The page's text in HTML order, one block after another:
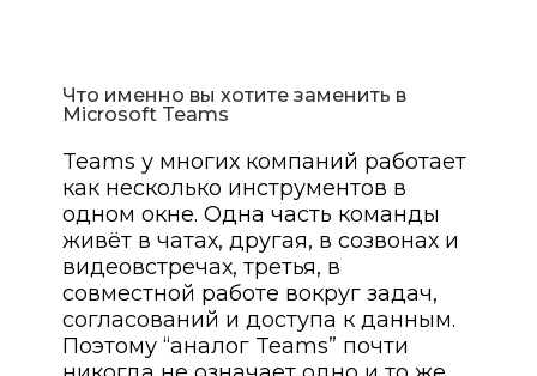
Что именно вы хотите заменить в
Microsoft Teams
Teams у многих компаний работает
как несколько инструментов в
одном окне. Одна часть команды
живёт в чатах, другая, в созвонах и
видеовстречах, третья, в
совместной работе вокруг задач,
согласований и доступа к данным.
Поэтому “аналог Teams” почти